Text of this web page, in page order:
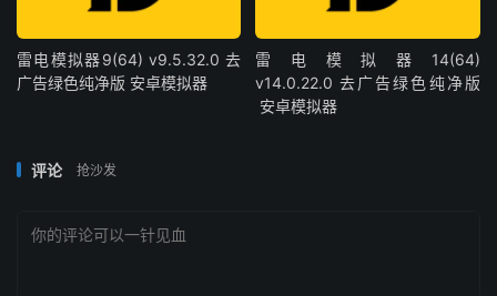
雷电模拟器9(64) v9.5.32.0 去
广告绿色纯净版 安卓模拟器
雷电模拟器14(64)
v14.0.22.0 去广告绿色纯净版
安卓模拟器
评论 抢沙发